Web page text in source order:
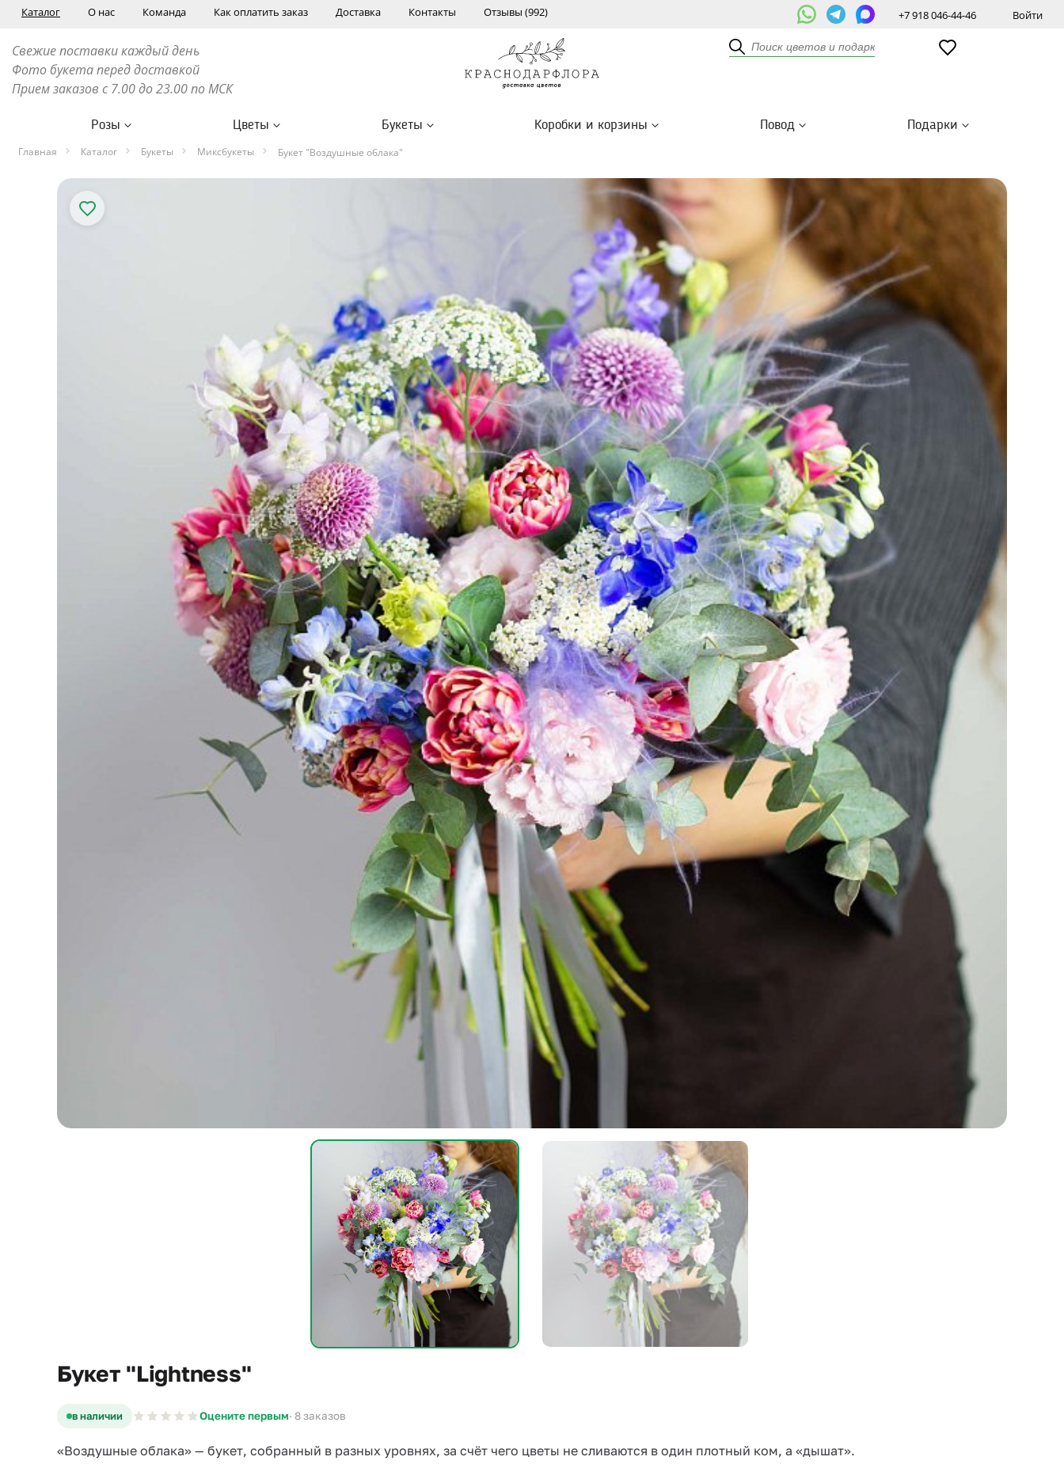
Каталог О нас Команда Как оплатить заказ Доставка Контакты Отзывы (992) +7 918 046-44-46 Войти
Свежие поставки каждый день
Фото букета перед доставкой
Прием заказов с 7.00 до 23.00 по МСК
Розы Цветы Букеты Коробки и корзины Повод Подарки
Главная Каталог Букеты Миксбукеты Букет "Воздушные облака"
Букет "Lightness"
в наличии Оцените первым· 8 заказов
«Воздушные облака» — букет, собранный в разных уровнях, за счёт чего цветы не сливаются в один плотный ком, а «дышат».